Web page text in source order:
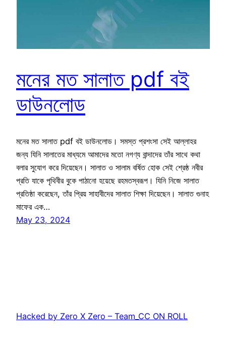
মনের মত সালাত pdf বই
ডাউনলোড
মনের মত সালাত pdf বই ডাউনলোড। সমস্ত প্রশংসা সেই আল্লাহর
জন্য যিনি সালাতের মাধ্যমে আমাদের মতো নগণ্য বান্দাদের তাঁর সাথে কথা
বলার সুযোগ করে দিয়েছেন। সালাত ও সালাম বর্ষিত হোক সেই শ্রেষ্ঠ নবীর
প্রতি যাকে পৃথিবীর বুকে পাঠানো হয়েছে রহমতস্বরূপ। যিনি নিজে সালাত
প্রতিষ্ঠা করেছেন, তাঁর প্রিয় সাহাবীদের সালাত শিক্ষা দিয়েছেন। সালাত গুনাহ
মাফের এক…
May 23, 2024
Hacked by Zero X Zero – Team_CC ON ROLL